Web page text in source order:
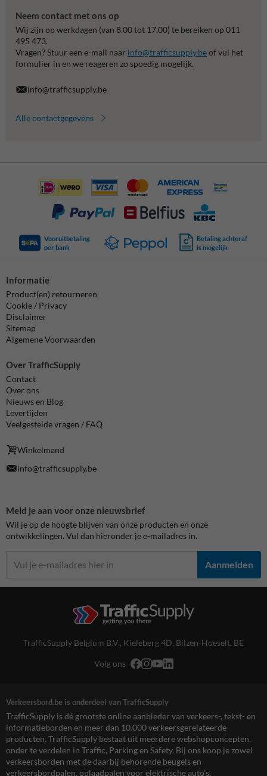
Neem contact met ons op
Wij zijn op werkdagen (van 8.00 tot 17.00) te bereiken op 011
495 473.
Vragen? Stuur een e-mail naar info@trafficsupply.beof vul het
formulier in en we reageren zo spoedig mogelijk.
info@trafficsupply.be
Alle contactgegevens
Vooruitbetaling
per bank
Betaling achteraf
is mogelijk
Informatie
Product(en) retourneren
Cookie / Privacy
Disclaimer
Sitemap
Algemene Voorwaarden
Over TrafficSupply
Contact
Over ons
Nieuws en Blog
Levertijden
Veelgestelde vragen / FAQ
Winkelmand
info@trafficsupply.be
Meld je aan voor onze nieuwsbrief
Wil je op de hoogte blijven van onze producten en onze
ontwikkelingen. Vul dan hieronder je e-mailadres in.
Aanmelden
TrafficSupply Belgium B.V., Kieleberg 4D, Bilzen-Hoeselt, BE
Volg ons
Verkeersbord.be is onderdeel van TrafficSupply
TrafficSupply is dé grootste online aanbieder van verkeers-, tekst- en
informatieborden en meer dan 10.000 verkeersgerelateerde
producten. TrafficSupply bestaat uit meerdere webshopconcepten,
onder te verdelen in Traffic, Parking en Safety. Bij ons koop je zowel
verkeersborden met de daarbij behorende beugels en
verkeersbordpalen, oplaadpalen voor elektrische auto’s,